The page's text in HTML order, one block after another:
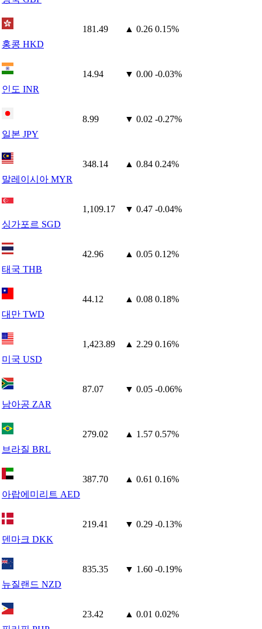
홍콩 HKD
181.49 ▲ 0.26 0.15%
인도 INR
14.94 ▼ 0.00 -0.03%
일본 JPY
8.99 ▼ 0.02 -0.27%
말레이시아 MYR
348.14 ▲ 0.84 0.24%
싱가포르 SGD
1,109.17 ▼ 0.47 -0.04%
태국 THB
42.96 ▲ 0.05 0.12%
대만 TWD
44.12 ▲ 0.08 0.18%
미국 USD
1,423.89 ▲ 2.29 0.16%
남아공 ZAR
87.07 ▼ 0.05 -0.06%
브라질 BRL
279.02 ▲ 1.57 0.57%
아랍에미리트 AED
387.70 ▲ 0.61 0.16%
덴마크 DKK
219.41 ▼ 0.29 -0.13%
뉴질랜드 NZD
835.35 ▼ 1.60 -0.19%
23.42 ▲ 0.01 0.02%